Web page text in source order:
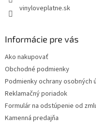
vinyloveplatne.sk
Informácie pre vás
Ako nakupovať
Obchodné podmienky
Podmienky ochrany osobných
Reklamačný poriadok
Formulár na odstúpenie od
Kamenná predajňa